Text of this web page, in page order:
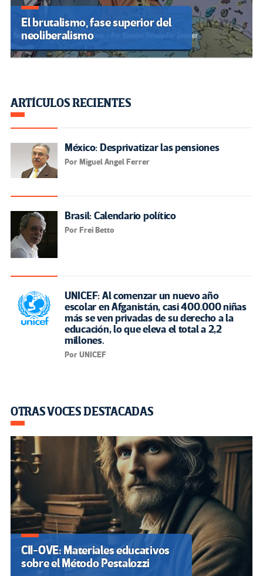
El brutalismo, fase superior del
neoliberalismo
ARTÍCULOS RECIENTES
México: Desprivatizar las pensiones
Por Miguel Angel Ferrer
Brasil: Calendario político
Por Frei Betto
UNICEF: Al comenzar un nuevo año
escolar en Afganistán, casi 400.000 niñas
más se ven privadas de su derecho a la
educación, lo que eleva el total a 2,2
millones.
Por UNICEF
OTRAS VOCES DESTACADAS
CII-OVE: Materiales educativos
sobre el Método Pestalozzi